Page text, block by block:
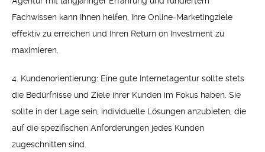
Fachwissen kann Ihnen helfen, Ihre Online-Marketingziele
effektiv zu erreichen und Ihren Return on Investment zu
maximieren.
4. Kundenorientierung: Eine gute Internetagentur sollte stets
die Bedürfnisse und Ziele ihrer Kunden im Fokus haben. Sie
sollte in der Lage sein, individuelle Lösungen anzubieten, die
auf die spezifischen Anforderungen jedes Kunden
zugeschnitten sind.